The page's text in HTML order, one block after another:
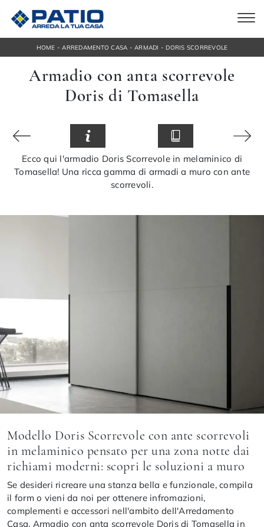
HOME -ARREDAMENTO CASA -ARMADI -DORIS SCORREVOLE
Armadio con anta scorrevole
Doris di Tomasella
Ecco qui l'armadio Doris Scorrevole in melaminico di
Tomasella! Una ricca gamma di armadi a muro con ante
scorrevoli.
Modello Doris Scorrevole con ante scorrevoli
in melaminico pensato per una zona notte dai
richiami moderni: scopri le soluzioni a muro
Se desideri ricreare una stanza bella e funzionale, compila
il form o vieni da noi per ottenere infromazioni,
complementi e accessori nell'ambito dell'Arredamento
Casa. Armadio con anta scorrevole Doris di Tomasella in